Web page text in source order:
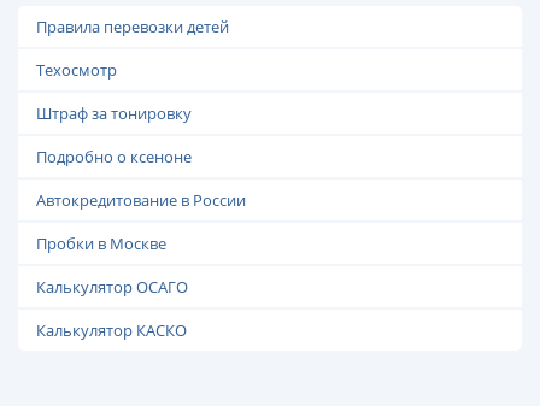
Правила перевозки детей
Техосмотр
Штраф за тонировку
Подробно о ксеноне
Автокредитование в России
Пробки в Москве
Калькулятор ОСАГО
Калькулятор КАСКО